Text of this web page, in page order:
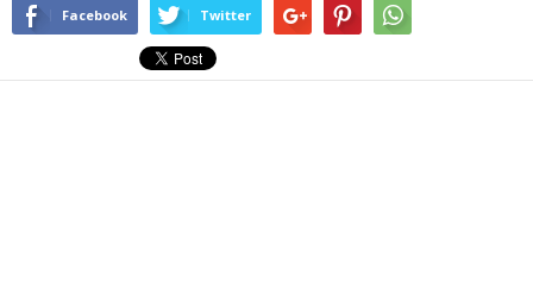
Facebook Twitter